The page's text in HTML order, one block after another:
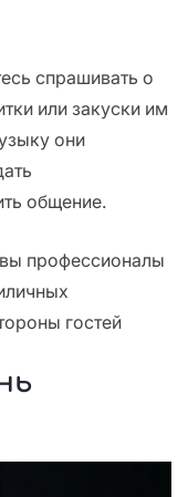
спрашивать о
или закуски им
они
общение.
профессионалы
гостей